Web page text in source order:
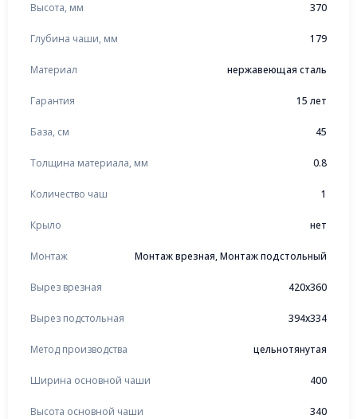
Высота, мм 370
Глубина чаши, мм 179
Материал нержавеющая сталь
Гарантия 15 лет
База, см 45
Толщина материала, мм 0.8
Количество чаш 1
Крыло нет
Монтаж Монтаж врезная, Монтаж подстольный
Вырез врезная 420x360
Вырез подстольная 394x334
Метод производства цельнотянутая
Ширина основной чаши 400
Высота основной чаши 340